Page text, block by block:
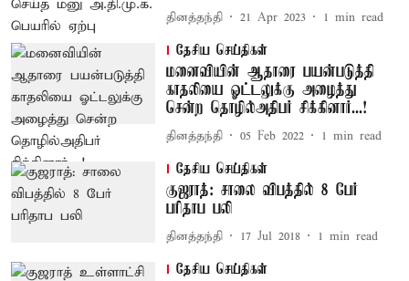
தினத்தந்தி 21 Apr 2023 1 min read
தேசிய செய்திகள்
மனைவியின் ஆதாரை பயன்படுத்தி
காதலியை ஓட்டலுக்கு அழைத்து
சென்ற தொழில்அதிபர் சிக்கினார்...!
தினத்தந்தி 05 Feb 2022 1 min read
தேசிய செய்திகள்
குஜராத்: சாலை விபத்தில் 8 பேர்
பரிதாப பலி
தினத்தந்தி 17 Jul 2018 1 min read
தேசிய செய்திகள்